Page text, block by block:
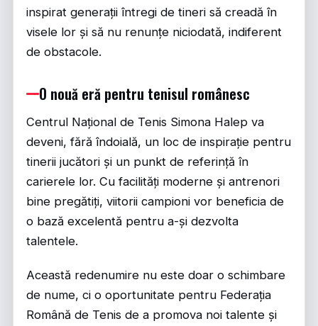
inspirat generații întregi de tineri să creadă în
visele lor și să nu renunțe niciodată, indiferent
de obstacole.
O nouă eră pentru tenisul românesc
Centrul Național de Tenis Simona Halep va
deveni, fără îndoială, un loc de inspirație pentru
tinerii jucători și un punkt de referință în
carierele lor. Cu facilități moderne și antrenori
bine pregătiți, viitorii campioni vor beneficia de
o bază excelentă pentru a-și dezvolta
talentele.
Această redenumire nu este doar o schimbare
de nume, ci o oportunitate pentru Federația
Română de Tenis de a promova noi talente și